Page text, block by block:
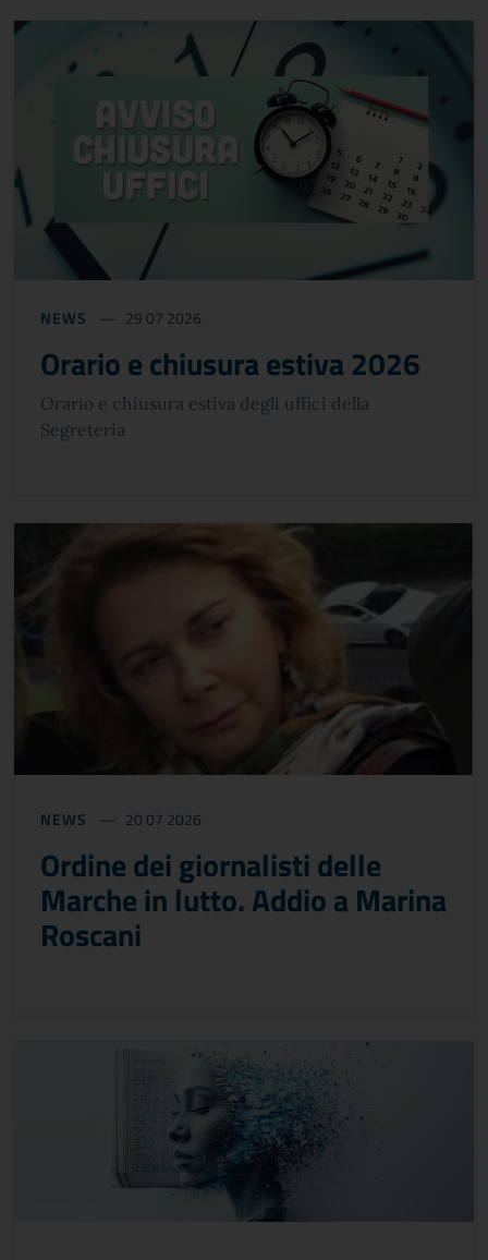
NEWS 29 07 2026
Orario e chiusura estiva 2026
Orario e chiusura estiva degli uffici della
Segreteria
NEWS 20 07 2026
Ordine dei giornalisti delle
Marche in lutto. Addio a Marina
Roscani